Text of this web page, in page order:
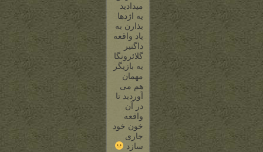
میدادید
یه اژدها
بذارن به
یاد واقعه
داگنیر
گلائرونگا…
یه بازیگر
مهمان
هم می
آوردید تا
در آن
واقعه
خون خود
جاری
سازد